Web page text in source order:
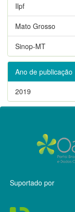
Ilpf
Mato Grosso
Sinop-MT
Ano de publicação
2019
Suportado por